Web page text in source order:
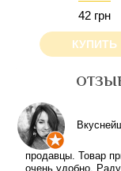
42 грн
КУПИТЬ